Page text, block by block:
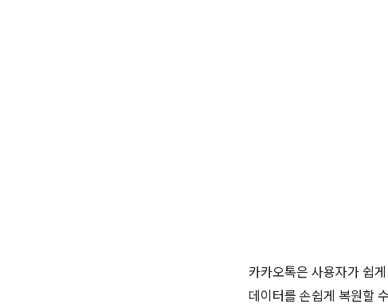
카카오톡은 사용자가 쉽
데이터를 손쉽게 복원할